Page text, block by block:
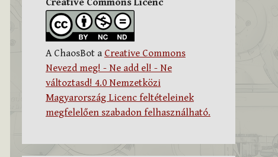
Creative Commons Licenc
A ChaosBot a Creative Commons
Nevezd meg! - Ne add el! - Ne
változtasd! 4.0 Nemzetközi
Magyarország Licenc feltételeinek
megfelelően szabadon felhasználható.